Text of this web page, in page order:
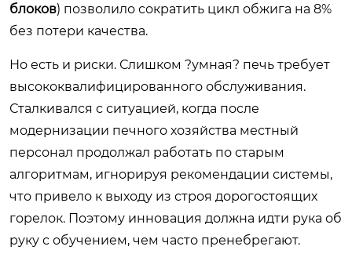
блоков) позволило сократить цикл обжига на 8%
без потери качества.
Но есть и риски. Слишком ?умная? печь требует
высококвалифицированного обслуживания.
Сталкивался с ситуацией, когда после
модернизации печного хозяйства местный
персонал продолжал работать по старым
алгоритмам, игнорируя рекомендации системы,
что привело к выходу из строя дорогостоящих
горелок. Поэтому инновация должна идти рука об
руку с обучением, чем часто пренебрегают.